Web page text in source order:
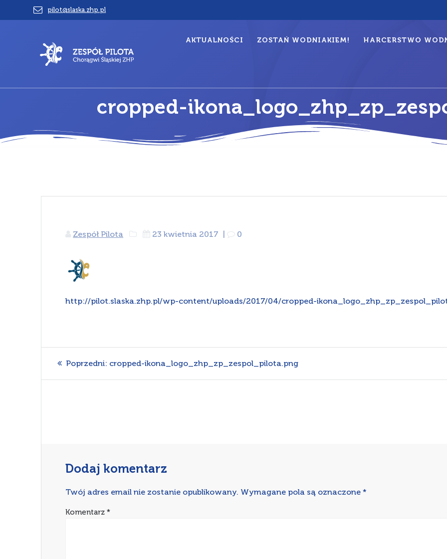
pilot@slaska.zhp.pl
AKTUALNOŚCI ZOSTAŃ WODNIAKIEM! HARCERSTWO
cropped-
Zespół Pilota 23 kwietnia 2017 | 0
http://pilot.slaska.zhp.pl/wp-content/uploads/2017/04/cropped-
Nawigacja
wpisu
Poprzedni: Poprzedni
cropped-ikona_logo_zhp_zp_zespol_pilota.png
Dodaj komentarz
Twój adres email nie zostanie opublikowany. Wymagane pola są oznaczone*
Komentarz*